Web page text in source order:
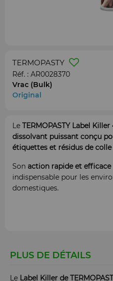
TERMOPASTY
Réf. : AR0028370
Vrac (Bulk)
Original
Le TERMOPASTY Label
dissolvant puissant conçu
étiquettes et résidus de colle
Son action rapide et efficace
indispensable pour les
domestiques.
PLUS DE DÉTAILS
Le Label Killer de